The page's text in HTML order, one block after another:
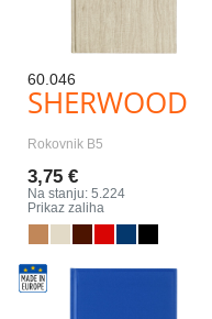
60.046
SHERWOOD
Rokovnik B5
3,75 €
Na stanju: 5.224
Prikaz zaliha